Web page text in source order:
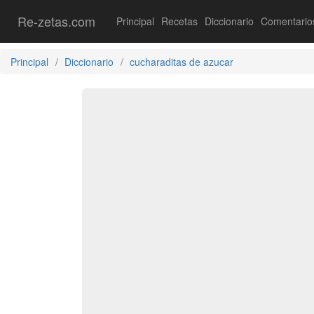
Re-zetas.com Principal Recetas Diccionario
Principal Diccionario cucharaditas de azucar